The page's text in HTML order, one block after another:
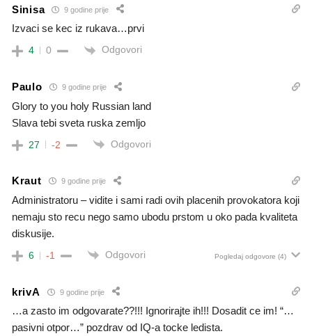
Sinisa 9 godine prije
Izvaci se kec iz rukava…prvi
4 0 Odgovori
Paulo 9 godine prije
Glory to you holy Russian land
Slava tebi sveta ruska zemljo
27 -2 Odgovori
Kraut 9 godine prije
Administratoru – vidite i sami radi ovih placenih provokatora koji
nemaju sto recu nego samo ubodu prstom u oko pada kvaliteta
diskusije.
6 -1 Odgovori Pogledaj odgovore (4)
krivA 9 godine prije
…a zasto im odgovarate??!!! Ignorirajte ih!!! Dosadit ce im! “…
pasivni otpor…” pozdrav od IQ-a tocke ledista.